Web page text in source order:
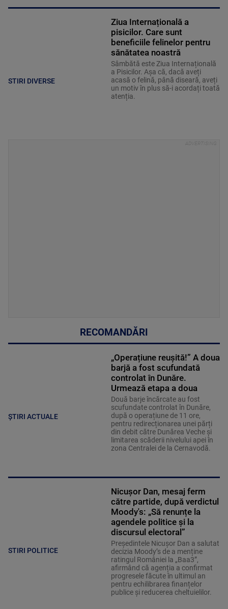
STIRI DIVERSE
Ziua Internațională a
pisicilor. Care sunt
beneficiile felinelor pentru
sănătatea noastră
Sâmbătă este Ziua Internațională
a Pisicilor. Așa că, dacă aveți
acasă o felină, până diseară, aveți
un motiv în plus să-i acordați toată
atenția.
RECOMANDĂRI
ȘTIRI ACTUALE
„Operațiune reușită!” A doua
barjă a fost scufundată
controlat în Dunăre.
Urmează etapa a doua
Două barje încărcate au fost
scufundate controlat în Dunăre,
după o operațiune de 11 ore,
pentru redirecționarea unei părți
din debit către Dunărea Veche și
limitarea scăderii nivelului apei în
zona Centralei de la Cernavodă.
STIRI POLITICE
Nicușor Dan, mesaj ferm
către partide, după verdictul
Moody's: „Să renunțe la
agendele politice şi la
discursul electoral”
Președintele Nicușor Dan a salutat
decizia Moody’s de a menține
ratingul României la „Baa3”,
afirmând că agenția a confirmat
progresele făcute în ultimul an
pentru echilibrarea finanțelor
publice și reducerea cheltuielilor.